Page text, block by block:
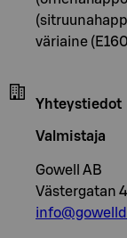
väriaine
Yhteystiedot
Valmistaja
Gowell AB
Västergatan